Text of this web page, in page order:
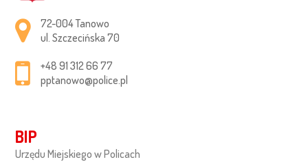
Adres pocztowy:
72-004 Tanowo
ul. Szczecińska 70
+48 91 312 66 77
pptanowo@police.pl
BIP
Urzędu Miejskiego w Policach